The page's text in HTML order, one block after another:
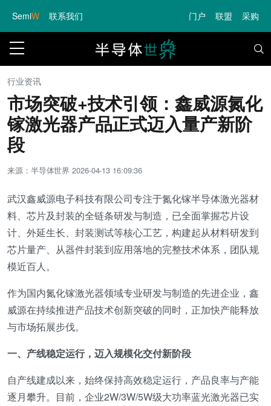
SemiW 联系我们 门户 联盟 采购
行业资讯
市场突破+技术引领：鑫威源氮化
镓激光器产品正式迈入量产新阶
段
来源：半导体世界2026-04-13 16:09:36
武汉鑫威源电子科技有限公司专注于氮化镓半导体激光器材
料、芯片及封装的全链条研发与制造，已全面掌握芯片设
计、外延生长、封装测试等核心工艺，构建起从材料研发到
芯片量产、从器件封装到应用落地的完整技术体系，团队规
模近百人。
作为国内氮化镓激光器领域专业研发与制造的先进企业，鑫
威源在持续推进产品技术创新突破的同时，正加快产能释放
与市场拓展步伐。
一、 产线稳定运行，迈入规模化交付新阶段
自产线建成以来，始终保持高效稳定运行，产品良率与产能
逐月攀升。目前，企业2W/3W/5W级大功率蓝光激光器已实